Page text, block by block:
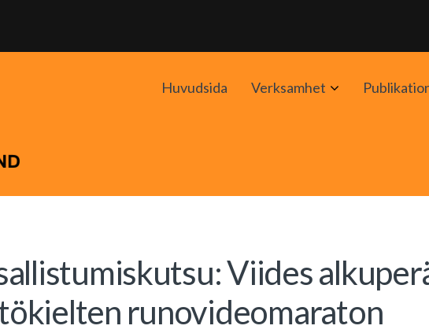
Huvudsida Verksamhet Avaa
Viides
runovideomaraton